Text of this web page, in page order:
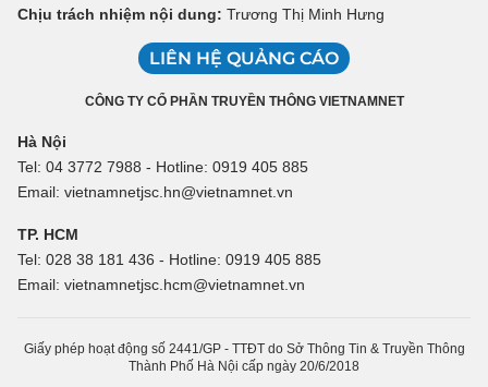
Chịu trách nhiệm nội dung: Trương Thị Minh Hưng
LIÊN HỆ QUẢNG CÁO
CÔNG TY CỔ PHẦN TRUYỀN THÔNG VIETNAMNET
Hà Nội
Tel: 04 3772 7988 - Hotline: 0919 405 885
Email: vietnamnetjsc.hn@vietnamnet.vn
TP. HCM
Tel: 028 38 181 436 - Hotline: 0919 405 885
Email: vietnamnetjsc.hcm@vietnamnet.vn
Giấy phép hoạt động số 2441/GP - TTĐT do Sở Thông Tin & Truyền Thông
Thành Phố Hà Nội cấp ngày 20/6/2018